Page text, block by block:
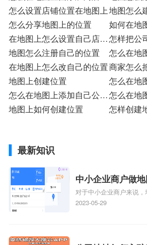
位置
置
怎么设置店铺位置在地图上地图怎么
怎么分享地图上的位置
如何在地
在地图上怎么设置自己店的
位置
怎样把公
地图怎么注册自己的位置
怎么在地
在地图上怎么改自己的位置商家怎么
地图上创建位置
怎么在地
怎么在地图上添加自己公司
位置
怎么在地
位置
地图上如何创建位置 怎样创建
最新知识
中小企业商户做
么好处
对于中小企业商户来说
好处，包括：提高可见性
2023-05-29